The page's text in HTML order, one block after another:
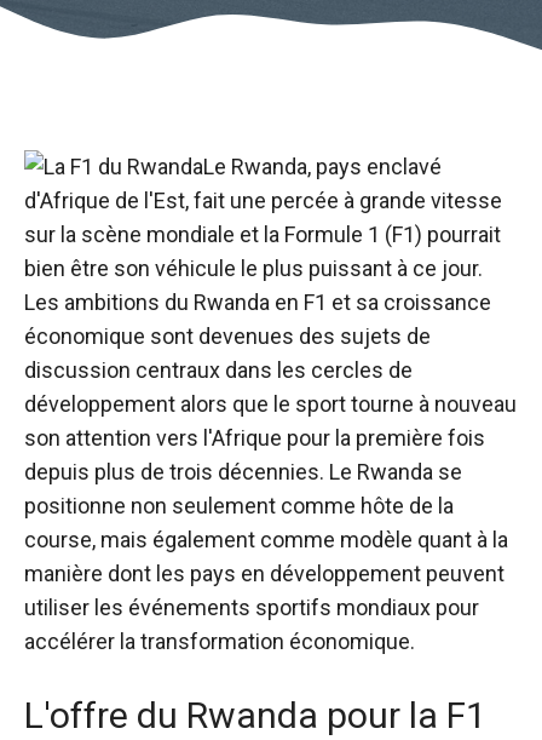
Le Rwanda, pays enclavé
d'Afrique de l'Est, fait une percée à grande vitesse
sur la scène mondiale et la Formule 1 (F1) pourrait
bien être son véhicule le plus puissant à ce jour.
Les ambitions du Rwanda en F1 et sa croissance
économique sont devenues des sujets de
discussion centraux dans les cercles de
développement alors que le sport tourne à nouveau
son attention vers l'Afrique pour la première fois
depuis plus de trois décennies. Le Rwanda se
positionne non seulement comme hôte de la
course, mais également comme modèle quant à la
manière dont les pays en développement peuvent
utiliser les événements sportifs mondiaux pour
accélérer la transformation économique.
L'offre du Rwanda pour la F1